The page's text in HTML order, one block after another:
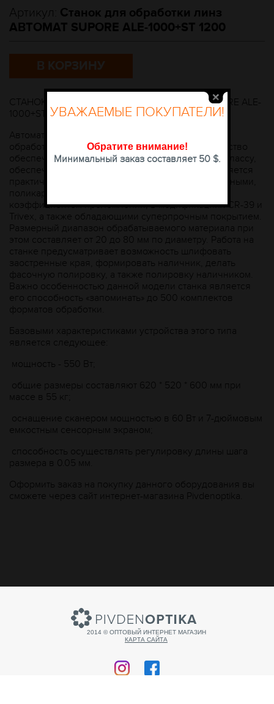
Артикул: Станок для обработки линз
АВТОМАТ SUPORE ALE-1000+ST 1200
В КОРЗИНУ
СТАНОК ДЛЯ ОБРАБОТКИ ЛИНЗ АВТОМАТ SUPORE ALE-
1000+ST 1200
Автоматизированный станок, используемый для
обработки линз при изготовлении очков. Устройство
обеспечивает относится к профессиональному классу,
обеспечивая давление зажима до 80 кг. Применяется
практически со всеми форматами линз – стеклянными,
поликарбонатными, отличающимися высоким
коэффициентом преломления, в модификациях CR-39 и
Trivex, а также обладающими суперпрочным покрытием.
Размерный диапазон обрабатываемого материала при
этом составляет от 20 до 80 мм по диаметру. Работа на
станке предусматривает возможность шлифовать
заостренные края, формировать наличник, делать
фасочную полировку, а также полировку наличником.
Важно особенностью данной модели станка является
его способность «запоминать» до 500 комплектов
форматов обработки.
Базовыми характеристиками устройства этого типа
является следующее:
мощность - 550 Вт;
общие размеры составляют 620 * 520 * 600 мм при
массе в 55 кг;
оснащение сканером мощностью в 60 Вт и 7-дюймовым
емкостным сенсорным экраном;
способность осуществлять регулировку длины шага
размера в 0.05 мм.
Оформить заказ на покупку данного оборудования вы
сможете через сайт интернет-магазина Рivdenoptika.
УВАЖАЕМЫЕ ПОКУПАТЕЛИ!
Обратите внимание!
Минимальный заказ составляет 50 $.
2014 © ОПТОВЫЙ ИНТЕРНЕТ МАГАЗИН
КАРТА САЙТА